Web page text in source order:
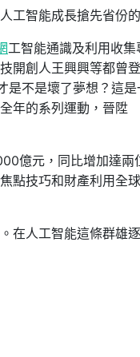
工智能成長搶先省份
工智能通識及利用收
開創人王興興等都曾
不是壞了夢想？這
年的系列運動，晉陞
億元，同比增加達
點技巧和財產利用全
在人工智能這條群雄